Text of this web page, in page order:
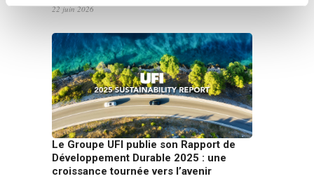
22 juin 2026
Le Groupe UFI publie son Rapport de
Développement Durable 2025 : une
croissance tournée vers l’avenir